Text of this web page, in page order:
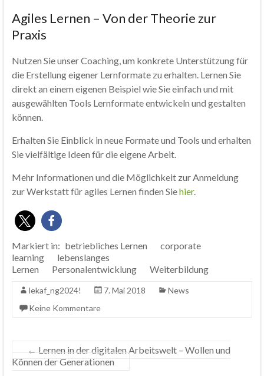
Agiles Lernen – Von der Theorie zur
Praxis
Nutzen Sie unser Coaching, um konkrete Unterstützung für
die Erstellung eigener Lernformate zu erhalten. Lernen Sie
direkt an einem eigenen Beispiel wie Sie einfach und mit
ausgewählten Tools Lernformate entwickeln und gestalten
können.
Erhalten Sie Einblick in neue Formate und Tools und erhalten
Sie vielfältige Ideen für die eigene Arbeit.
Mehr Informationen und die Möglichkeit zur Anmeldung
zur Werkstatt für agiles Lernen finden Siehier.
Markiert in: betriebliches Lernen
corporate
learning
lebenslanges
Lernen
Personalentwicklung Weiterbildung
lekaf_ng2024! 7. Mai 2018
News
Keine Kommentare
← Lernen in der digitalen Arbeitswelt – Wollen und
Können der Generationen